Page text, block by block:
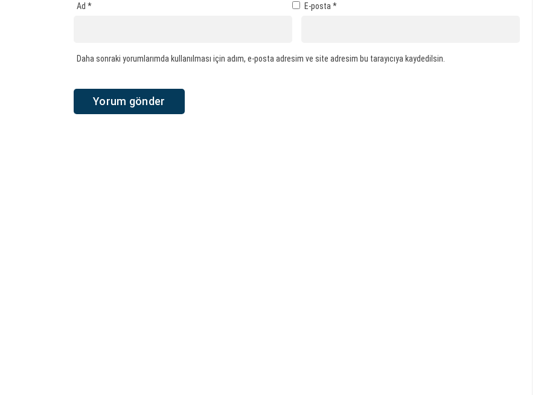
Ad * E-posta *
Daha sonraki yorumlarımda kullanılması için adım, e-posta adresim ve site adresim bu tarayıcıya kaydedilsin.